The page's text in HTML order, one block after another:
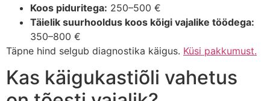
Koos piduritega: 250–500 €
Täielik suurhooldus koos kõigi vajalike töödega:
350–800 €
Täpne hind selgub diagnostika käigus. Küsi pakkumust.
Kas käigukastiõli vahetus